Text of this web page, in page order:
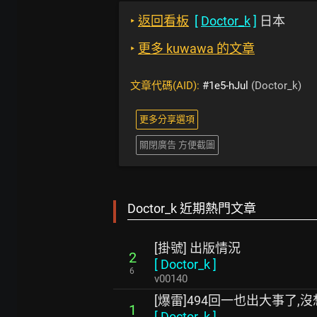
‣ 返回看板 [ Doctor_k] 日本
‣ 更多 kuwawa 的文章
文章代碼(AID): #1e5-hJul (Doctor_k)
更多分享選項
關閉廣告 方便截圖
Doctor_k 近期熱門文章
2
6
[掛號] 出版情況
[ Doctor_k]
v00140
1
[爆雷]494回一也出大事了,